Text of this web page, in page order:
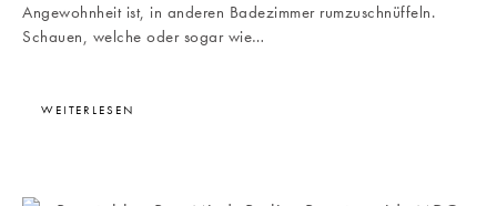
Angewohnheit ist, in anderen Badezimmer rumzuschnüffeln.
Schauen, welche oder sogar wie…
WEITERLESEN